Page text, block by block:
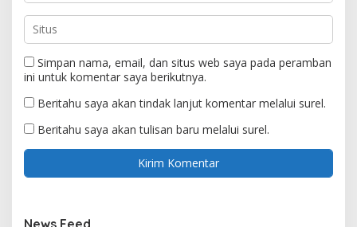
Simpan nama, email, dan situs web saya pada peramban
ini untuk komentar saya berikutnya.
Beritahu saya akan tindak lanjut komentar melalui surel.
Beritahu saya akan tulisan baru melalui surel.